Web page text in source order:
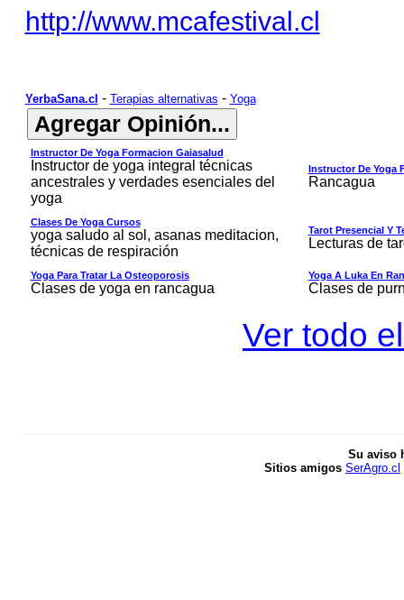
http://www.mcafestival.cl
YerbaSana.cl - Terapias alternativas - Yoga
Instructor De Yoga Formacion Gaiasalud
Instructor de yoga integral técnicas
ancestrales y verdades esenciales del
yoga
Instructor De Yoga
Rancagua
Clases De Yoga Cursos
yoga saludo al sol, asanas meditacion,
técnicas de respiración
Tarot Presencial Y
Lecturas de
Yoga Para Tratar La Osteoporosis
Clases de yoga en rancagua
Yoga A Luka En
Clases de
Ver todo
Su aviso
Sitios amigos SerAgro.cl